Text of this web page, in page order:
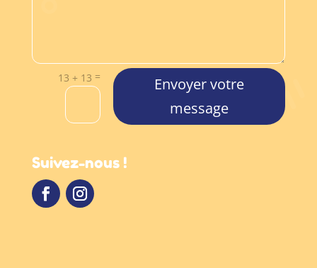
13 + 13 =
Envoyer votre
message
Suivez-nous !